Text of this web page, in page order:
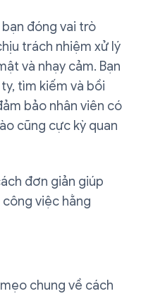
đóng vai trò
trách nhiệm xử lý
và nhạy cảm. Bạn
tìm kiếm và bồi
bảo nhân viên có
cũng cực kỳ quan
đơn giản giúp
việc hằng
chung về cách